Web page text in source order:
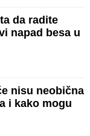
da radite
napad besa u
nisu neobična
i kako mogu